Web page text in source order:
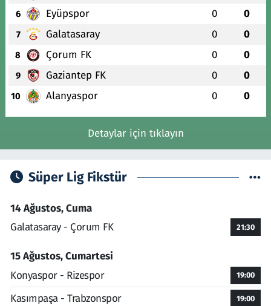
6 Eyüpspor 0 0
7 Galatasaray 0 0
8 Çorum FK 0 0
9 Gaziantep FK 0 0
10 Alanyaspor 0 0
Detaylar için tıklayın
Süper Lig Fikstür
14 Ağustos, Cuma
Galatasaray - Çorum FK
21:30
15 Ağustos, Cumartesi
Konyaspor - Rizespor
19:00
Kasımpaşa - Trabzonspor 19:00